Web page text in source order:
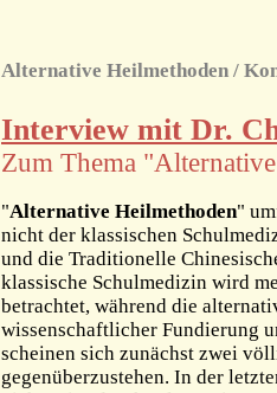
Alternative Heilmethoden /
Interview mit Dr.
Zum Thema
"Alternative Heilmethoden"
nicht der klassischen
und die Traditionelle
klassische Schulmedizin wird
betrachtet, während die
wissenschaftlicher Fundierung
scheinen sich zunächst zwei
gegenüberzustehen. In der